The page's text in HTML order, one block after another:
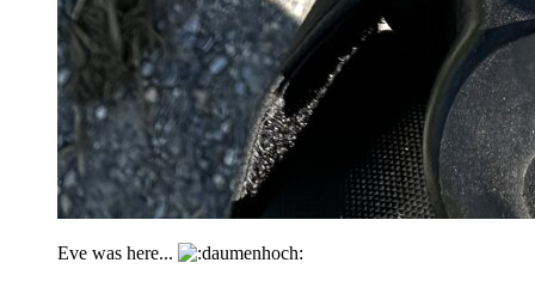
Eve was here...